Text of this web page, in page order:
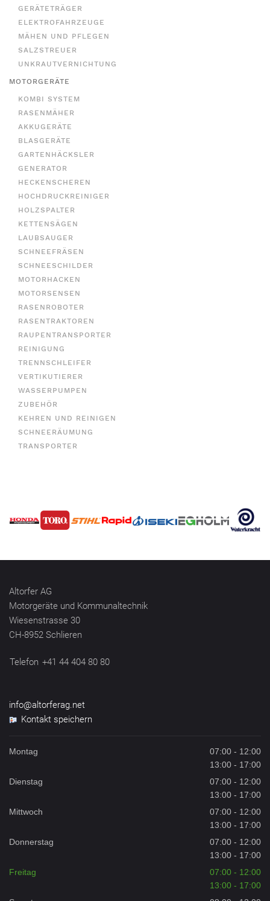
GERÄTETRÄGER
ELEKTROFAHRZEUGE
MÄHEN UND PFLEGEN
SALZSTREUER
UNKRAUTVERNICHTUNG
MOTORGERÄTE
KOMBI SYSTEM
RASENMÄHER
AKKUGERÄTE
BLASGERÄTE
GARTENHÄCKSLER
GENERATOR
HECKENSCHEREN
HOCHDRUCKREINIGER
HOLZSPALTER
KETTENSÄGEN
LAUBSAUGER
SCHNEEFRÄSEN
SCHNEESCHILDER
MOTORHACKEN
MOTORSENSEN
RASENROBOTER
RASENTRAKTOREN
RAUPENTRANSPORTER
REINIGUNG
TRENNSCHLEIFER
VERTIKUTIERER
WASSERPUMPEN
ZUBEHÖR
KEHREN UND REINIGEN
SCHNEERÄUMUNG
TRANSPORTER
Altorfer AG
Motorgeräte und Kommunaltechnik
Wiesenstrasse 30
CH-8952 Schlieren
Telefon +41 44 404 80 80
info@altorferag.net
Kontakt speichern
Montag
07:00 - 12:00
13:00 - 17:00
Dienstag
07:00 - 12:00
13:00 - 17:00
Mittwoch
07:00 - 12:00
13:00 - 17:00
Donnerstag
07:00 - 12:00
13:00 - 17:00
Freitag
07:00 - 12:00
13:00 - 17:00